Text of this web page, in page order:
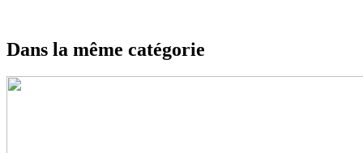
Dans la même catégorie